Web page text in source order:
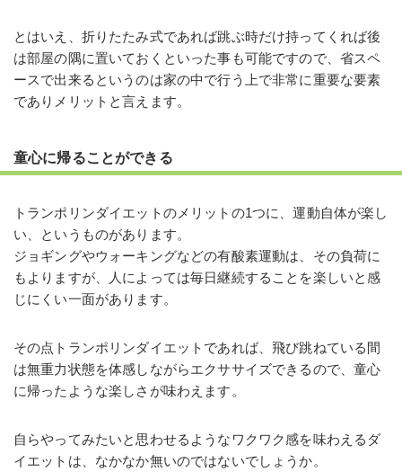
とはいえ、折りたたみ式であれば跳ぶ時だけ持ってくれば後
は部屋の隅に置いておくといった事も可能ですので、省スペ
ースで出来るというのは家の中で行う上で非常に重要な要素
でありメリットと言えます。
童心に帰ることができる
トランポリンダイエットのメリットの1つに、運動自体が楽し
い、というものがあります。
ジョギングやウォーキングなどの有酸素運動は、その負荷に
もよりますが、人によっては毎日継続することを楽しいと感
じにくい一面があります。
その点トランポリンダイエットであれば、飛び跳ねている間
は無重力状態を体感しながらエクササイズできるので、童心
に帰ったような楽しさが味わえます。
自らやってみたいと思わせるようなワクワク感を味わえるダ
イエットは、なかなか無いのではないでしょうか。